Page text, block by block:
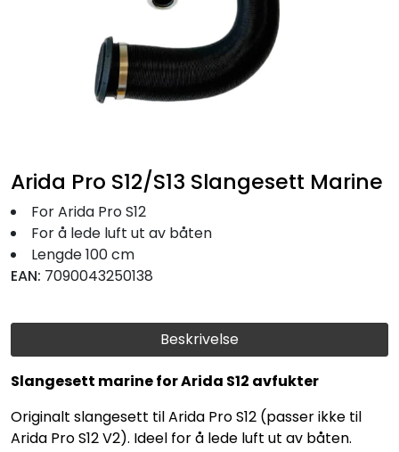
Beskrivelse
Slangesett marine for Arida S12 avfukter
Originalt slangesett til Arida Pro S12 (passer ikke til
Arida Pro S12 V2). Ideel for å lede luft ut av båten.
Arida Pro S12/S13 Slangesett Marine
For Arida Pro S12
For å lede luft ut av båten
Lengde 100 cm
EAN: 7090043250138
Fritid/Sikkerhet
Båtpleie/Opplag
Nyheter